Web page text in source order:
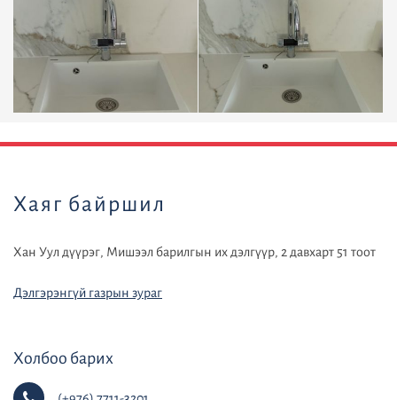
Хаяг байршил
Хан Уул дүүрэг, Мишээл барилгын их дэлгүүр, 2 давхарт 51 тоот
Дэлгэрэнгүй газрын зураг
Холбоо барих